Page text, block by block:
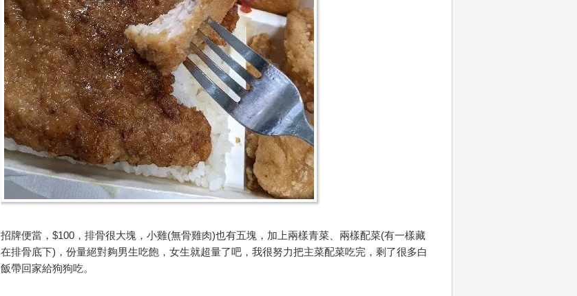
招牌便當，$100，排骨很大塊，小雞(無骨雞肉)也有五塊，加上兩樣青菜、兩樣配菜(有一樣藏
在排骨底下)，份量絕對夠男生吃飽，女生就超量了吧，我很努力把主菜配菜吃完，剩了很多白
飯帶回家給狗狗吃。